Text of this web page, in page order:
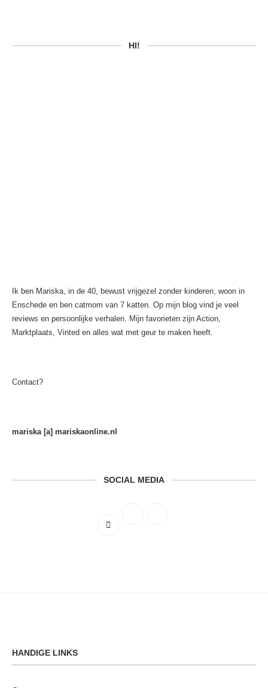
HI!
Ik ben Mariska, in de 40, bewust vrijgezel zonder kinderen, woon in
Enschede en ben catmom van 7 katten. Op mijn blog vind je veel
reviews en persoonlijke verhalen. Mijn favorieten zijn Action,
Marktplaats, Vinted en alles wat met geur te maken heeft.
Contact?
mariska [a] mariskaonline.nl
SOCIAL MEDIA
HANDIGE LINKS